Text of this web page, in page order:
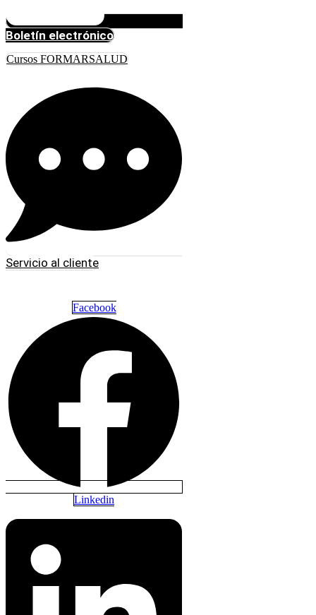
Boletín electrónico
Cursos FORMARSALUD
Servicio al cliente
Facebook
Linkedin